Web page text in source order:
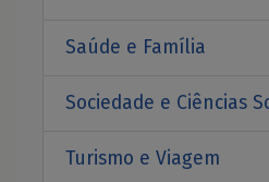
Saúde e Família
Sociedade e Ciências
Turismo e Viagem